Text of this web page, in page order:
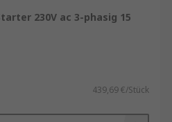
230V ac 3-phasig 15
439,69 €/Stück